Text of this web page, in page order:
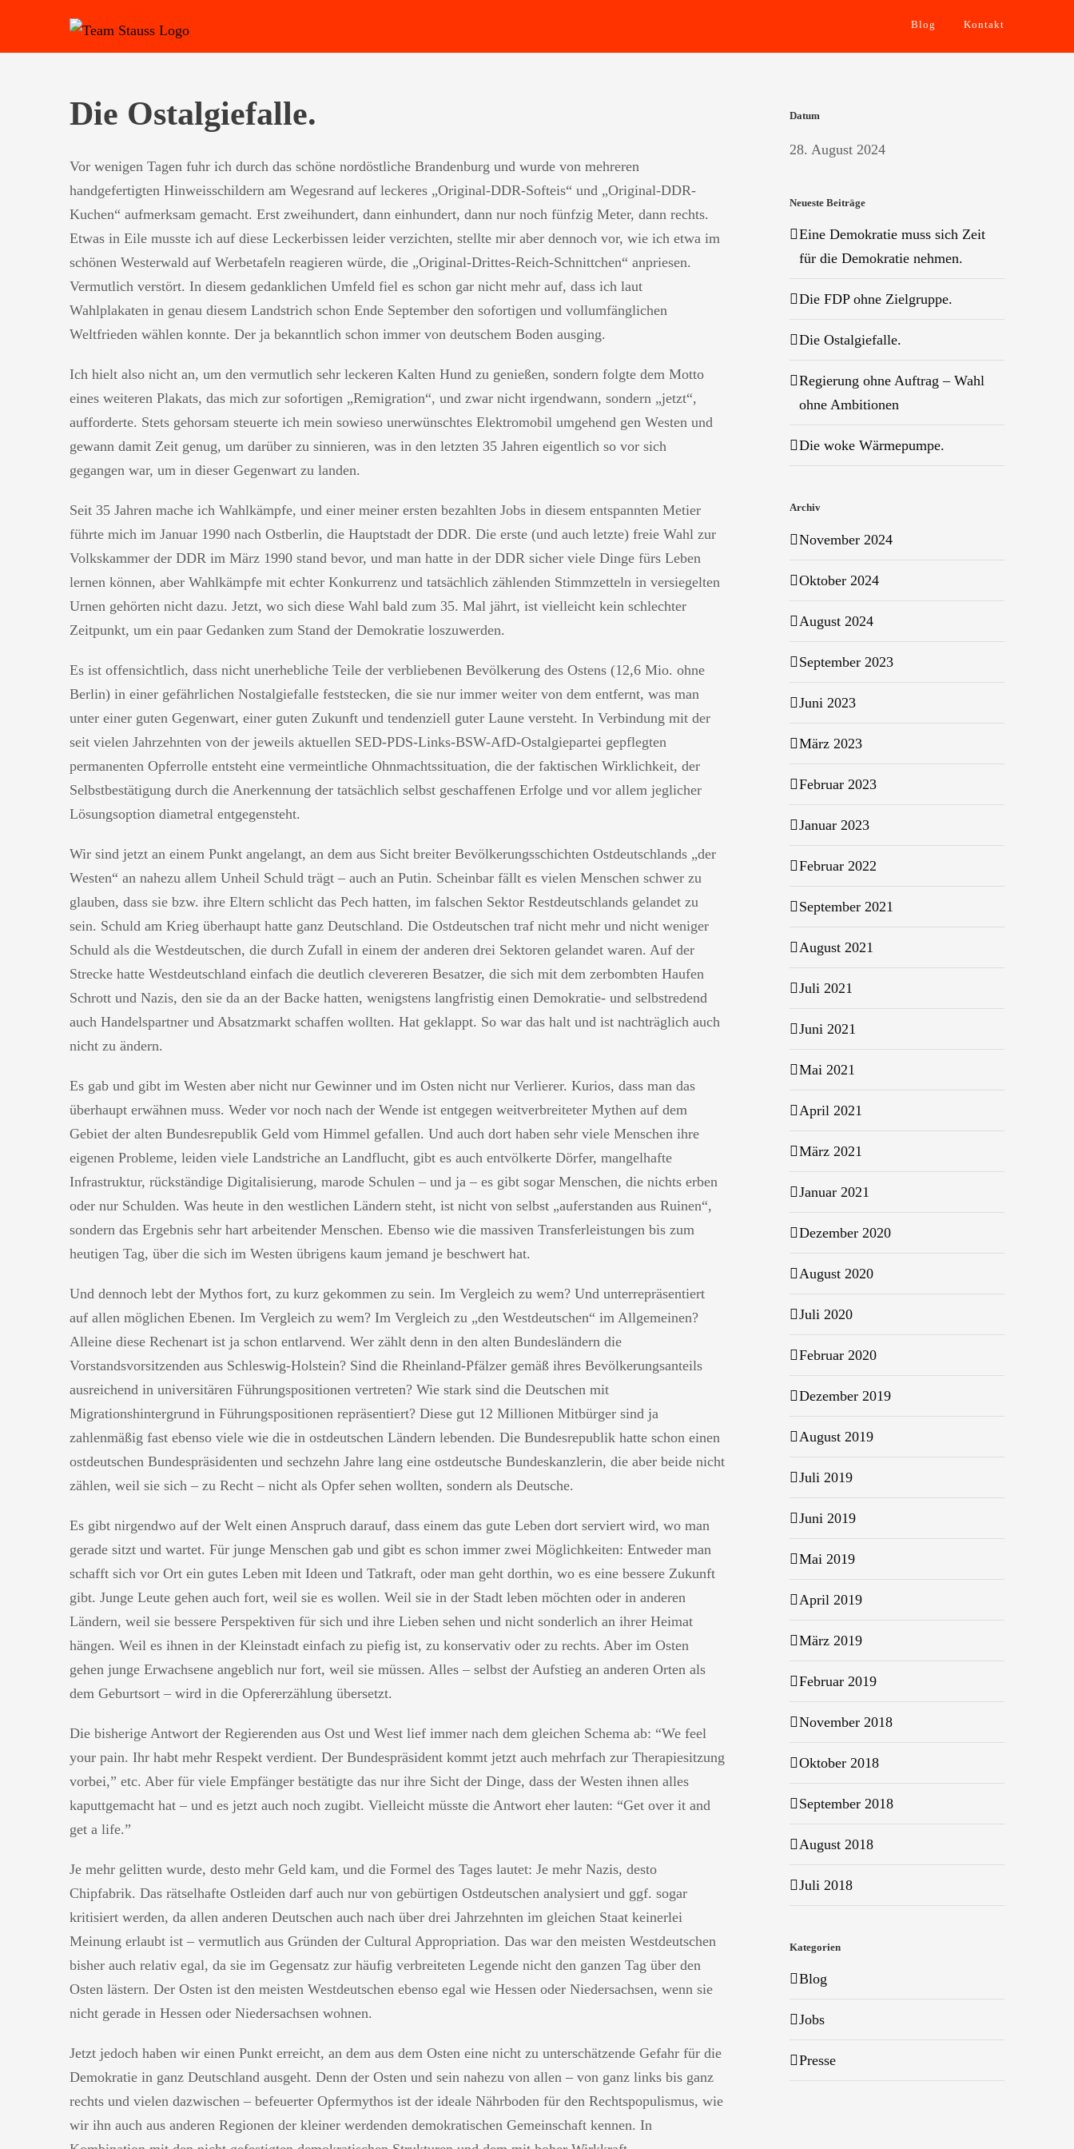
Blog Kontakt
Die Ostalgiefalle.
Vor wenigen Tagen fuhr ich durch das schöne nordöstliche Brandenburg und wurde von mehreren
handgefertigten Hinweisschildern am Wegesrand auf leckeres „Original-DDR-Softeis“ und „Original-DDR-
Kuchen“ aufmerksam gemacht. Erst zweihundert, dann einhundert, dann nur noch fünfzig Meter, dann rechts.
Etwas in Eile musste ich auf diese Leckerbissen leider verzichten, stellte mir aber dennoch vor, wie ich etwa im
schönen Westerwald auf Werbetafeln reagieren würde, die „Original-Drittes-Reich-Schnittchen“ anpriesen.
Vermutlich verstört. In diesem gedanklichen Umfeld fiel es schon gar nicht mehr auf, dass ich laut
Wahlplakaten in genau diesem Landstrich schon Ende September den sofortigen und vollumfänglichen
Weltfrieden wählen konnte. Der ja bekanntlich schon immer von deutschem Boden ausging.
Ich hielt also nicht an, um den vermutlich sehr leckeren Kalten Hund zu genießen, sondern folgte dem Motto
eines weiteren Plakats, das mich zur sofortigen „Remigration“, und zwar nicht irgendwann, sondern „jetzt“,
aufforderte. Stets gehorsam steuerte ich mein sowieso unerwünschtes Elektromobil umgehend gen Westen und
gewann damit Zeit genug, um darüber zu sinnieren, was in den letzten 35 Jahren eigentlich so vor sich
gegangen war, um in dieser Gegenwart zu landen.
Seit 35 Jahren mache ich Wahlkämpfe, und einer meiner ersten bezahlten Jobs in diesem entspannten Metier
führte mich im Januar 1990 nach Ostberlin, die Hauptstadt der DDR. Die erste (und auch letzte) freie Wahl zur
Volkskammer der DDR im März 1990 stand bevor, und man hatte in der DDR sicher viele Dinge fürs Leben
lernen können, aber Wahlkämpfe mit echter Konkurrenz und tatsächlich zählenden Stimmzetteln in versiegelten
Urnen gehörten nicht dazu. Jetzt, wo sich diese Wahl bald zum 35. Mal jährt, ist vielleicht kein schlechter
Zeitpunkt, um ein paar Gedanken zum Stand der Demokratie loszuwerden.
Es ist offensichtlich, dass nicht unerhebliche Teile der verbliebenen Bevölkerung des Ostens (12,6 Mio. ohne
Berlin) in einer gefährlichen Nostalgiefalle feststecken, die sie nur immer weiter von dem entfernt, was man
unter einer guten Gegenwart, einer guten Zukunft und tendenziell guter Laune versteht. In Verbindung mit der
seit vielen Jahrzehnten von der jeweils aktuellen SED-PDS-Links-BSW-AfD-Ostalgiepartei gepflegten
permanenten Opferrolle entsteht eine vermeintliche Ohnmachtssituation, die der faktischen Wirklichkeit, der
Selbstbestätigung durch die Anerkennung der tatsächlich selbst geschaffenen Erfolge und vor allem jeglicher
Lösungsoption diametral entgegensteht.
Wir sind jetzt an einem Punkt angelangt, an dem aus Sicht breiter Bevölkerungsschichten Ostdeutschlands „der
Westen“ an nahezu allem Unheil Schuld trägt – auch an Putin. Scheinbar fällt es vielen Menschen schwer zu
glauben, dass sie bzw. ihre Eltern schlicht das Pech hatten, im falschen Sektor Restdeutschlands gelandet zu
sein. Schuld am Krieg überhaupt hatte ganz Deutschland. Die Ostdeutschen traf nicht mehr und nicht weniger
Schuld als die Westdeutschen, die durch Zufall in einem der anderen drei Sektoren gelandet waren. Auf der
Strecke hatte Westdeutschland einfach die deutlich clevereren Besatzer, die sich mit dem zerbombten Haufen
Schrott und Nazis, den sie da an der Backe hatten, wenigstens langfristig einen Demokratie- und selbstredend
auch Handelspartner und Absatzmarkt schaffen wollten. Hat geklappt. So war das halt und ist nachträglich auch
nicht zu ändern.
Es gab und gibt im Westen aber nicht nur Gewinner und im Osten nicht nur Verlierer. Kurios, dass man das
überhaupt erwähnen muss. Weder vor noch nach der Wende ist entgegen weitverbreiteter Mythen auf dem
Gebiet der alten Bundesrepublik Geld vom Himmel gefallen. Und auch dort haben sehr viele Menschen ihre
eigenen Probleme, leiden viele Landstriche an Landflucht, gibt es auch entvölkerte Dörfer, mangelhafte
Infrastruktur, rückständige Digitalisierung, marode Schulen – und ja – es gibt sogar Menschen, die nichts erben
oder nur Schulden. Was heute in den westlichen Ländern steht, ist nicht von selbst „auferstanden aus Ruinen“,
sondern das Ergebnis sehr hart arbeitender Menschen. Ebenso wie die massiven Transferleistungen bis zum
heutigen Tag, über die sich im Westen übrigens kaum jemand je beschwert hat.
Und dennoch lebt der Mythos fort, zu kurz gekommen zu sein. Im Vergleich zu wem? Und unterrepräsentiert
auf allen möglichen Ebenen. Im Vergleich zu wem? Im Vergleich zu „den Westdeutschen“ im Allgemeinen?
Alleine diese Rechenart ist ja schon entlarvend. Wer zählt denn in den alten Bundesländern die
Vorstandsvorsitzenden aus Schleswig-Holstein? Sind die Rheinland-Pfälzer gemäß ihres Bevölkerungsanteils
ausreichend in universitären Führungspositionen vertreten? Wie stark sind die Deutschen mit
Migrationshintergrund in Führungspositionen repräsentiert? Diese gut 12 Millionen Mitbürger sind ja
zahlenmäßig fast ebenso viele wie die in ostdeutschen Ländern lebenden. Die Bundesrepublik hatte schon einen
ostdeutschen Bundespräsidenten und sechzehn Jahre lang eine ostdeutsche Bundeskanzlerin, die aber beide nicht
zählen, weil sie sich – zu Recht – nicht als Opfer sehen wollten, sondern als Deutsche.
Es gibt nirgendwo auf der Welt einen Anspruch darauf, dass einem das gute Leben dort serviert wird, wo man
gerade sitzt und wartet. Für junge Menschen gab und gibt es schon immer zwei Möglichkeiten: Entweder man
schafft sich vor Ort ein gutes Leben mit Ideen und Tatkraft, oder man geht dorthin, wo es eine bessere Zukunft
gibt. Junge Leute gehen auch fort, weil sie es wollen. Weil sie in der Stadt leben möchten oder in anderen
Ländern, weil sie bessere Perspektiven für sich und ihre Lieben sehen und nicht sonderlich an ihrer Heimat
hängen. Weil es ihnen in der Kleinstadt einfach zu piefig ist, zu konservativ oder zu rechts. Aber im Osten
gehen junge Erwachsene angeblich nur fort, weil sie müssen. Alles – selbst der Aufstieg an anderen Orten als
dem Geburtsort – wird in die Opfererzählung übersetzt.
Die bisherige Antwort der Regierenden aus Ost und West lief immer nach dem gleichen Schema ab: “We feel
your pain. Ihr habt mehr Respekt verdient. Der Bundespräsident kommt jetzt auch mehrfach zur Therapiesitzung
vorbei,” etc. Aber für viele Empfänger bestätigte das nur ihre Sicht der Dinge, dass der Westen ihnen alles
kaputtgemacht hat – und es jetzt auch noch zugibt. Vielleicht müsste die Antwort eher lauten: “Get over it and
get a life.”
Je mehr gelitten wurde, desto mehr Geld kam, und die Formel des Tages lautet: Je mehr Nazis, desto
Chipfabrik. Das rätselhafte Ostleiden darf auch nur von gebürtigen Ostdeutschen analysiert und ggf. sogar
kritisiert werden, da allen anderen Deutschen auch nach über drei Jahrzehnten im gleichen Staat keinerlei
Meinung erlaubt ist – vermutlich aus Gründen der Cultural Appropriation. Das war den meisten Westdeutschen
bisher auch relativ egal, da sie im Gegensatz zur häufig verbreiteten Legende nicht den ganzen Tag über den
Osten lästern. Der Osten ist den meisten Westdeutschen ebenso egal wie Hessen oder Niedersachsen, wenn sie
nicht gerade in Hessen oder Niedersachsen wohnen.
Jetzt jedoch haben wir einen Punkt erreicht, an dem aus dem Osten eine nicht zu unterschätzende Gefahr für die
Demokratie in ganz Deutschland ausgeht. Denn der Osten und sein nahezu von allen – von ganz links bis ganz
rechts und vielen dazwischen – befeuerter Opfermythos ist der ideale Nährboden für den Rechtspopulismus, wie
wir ihn auch aus anderen Regionen der kleiner werdenden demokratischen Gemeinschaft kennen. In
Datum
28. August 2024
Neueste Beiträge
Eine Demokratie muss sich Zeit
für die Demokratie nehmen.
Die FDP ohne Zielgruppe.
Die Ostalgiefalle.
Regierung ohne Auftrag – Wahl
ohne Ambitionen
Die woke Wärmepumpe.
Archiv
November 2024
Oktober 2024
August 2024
September 2023
Juni 2023
März 2023
Februar 2023
Januar 2023
Februar 2022
September 2021
August 2021
Juli 2021
Juni 2021
Mai 2021
April 2021
März 2021
Januar 2021
Dezember 2020
August 2020
Juli 2020
Februar 2020
Dezember 2019
August 2019
Juli 2019
Juni 2019
Mai 2019
April 2019
März 2019
Februar 2019
November 2018
Oktober 2018
September 2018
August 2018
Juli 2018
Kategorien
Blog
Jobs
Presse